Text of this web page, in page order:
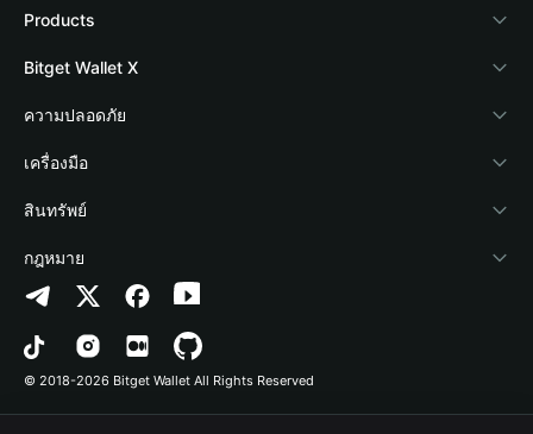
เกี่ยวกับ Bitget Wallet
Blog
Academy
ข่าวสารด้านคริปโต
ศูนย์ช่วยเหลือ
ติดต่อเรา
ทรัพยากรข้อมูลของแบรนด์
อาชีพ
Products
Crypto Card
Stablecoin Earn
Payfi Crypto
Crypto Swap API
Altcoin Season Index
Prediction Markets
DApp
Bitget Wallet X
นักพัฒนา
เชื่อมต่อ Wallet
Bitget Wallet Pay
ลิสต์โปรเจกต์
ความปลอดภัย
Protection Fund
เทคโนโลยีความปลอดภัย
เครื่องมือ
ซื้อคริปโต
การตรวจจับการอนุญาต
การตรวจจับสัญญา
การโอนเป็นชุด
สินทรัพย์
Arbitrum
Avalanche
Bitcoin
กฎหมาย
นโยบายความเป็นส่วนตัว
ข้อตกลงในการใช้บริการ
© 2018-2026 Bitget Wallet All Rights Reserved